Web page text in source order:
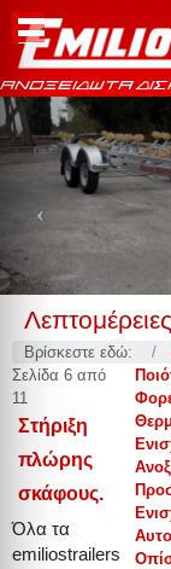
ΑΝΟΞΕΙΔΩΤΑ
Previous
Βρίσκεστε εδώ:
Σελίδα 6 από
11
Στήριξη
πλώρης
σκάφους.
Όλα τα
emiliostrailers